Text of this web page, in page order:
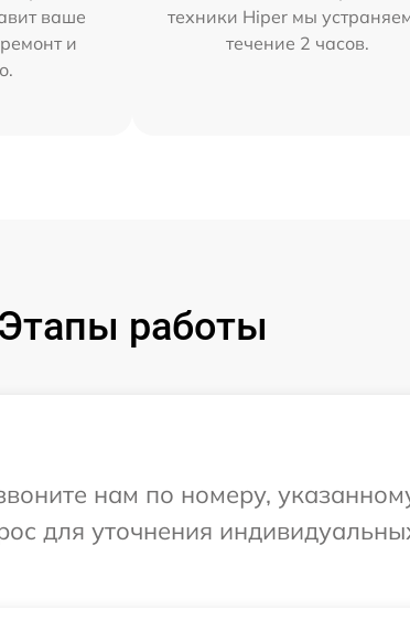
ваше
и
техники Hiper мы
течение 2 часов.
Этапы работы
нам по номеру,
для уточнения